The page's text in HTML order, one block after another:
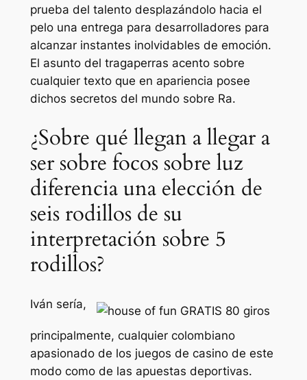
prueba del talento desplazándolo hacia el
pelo una entrega para desarrolladores para
alcanzar instantes inolvidables de emoción.
El asunto del tragaperras acento sobre
cualquier texto que en apariencia posee
dichos secretos del mundo sobre Ra.
¿Sobre qué llegan a llegar a
ser sobre focos sobre luz
diferencia una elección de
seis rodillos de su
interpretación sobre 5
rodillos?
Iván serí­a,
principalmente, cualquier colombiano
apasionado de los juegos de casino de este
modo­ como de las apuestas deportivas.